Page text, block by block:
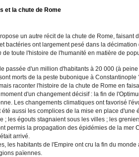
et la chute de Rome
un autre récit de la chute de Rome,
bactéries ont largement pesé dans la
de toute l'histoire de l'humanité en matière de
passée d'un million d'habitants à 20 000 (à
morts de la peste bubonique à Constantinople
raconter l'histoire de la chute de Rome en
d'un changement décisif : la fin de
Les changements climatiques ont favorisé
été aussi les complices de la mise en place
; les égouts stagnaient sous les villes ; les
permis la propagation des épidémies de la
arrivé.
les habitants de l'Empire ont cru la fin du
païennes.